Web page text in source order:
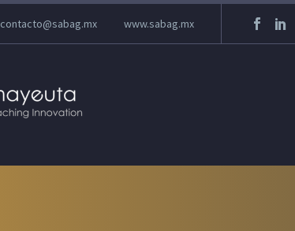
contacto@sabag.mx www.sabag.mx